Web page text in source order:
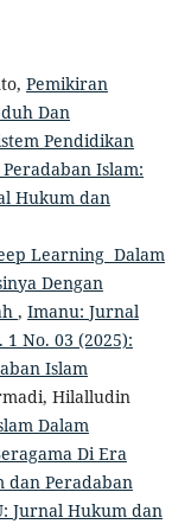
Pemikiran
Dan
Pendidikan
Islam:
Hukum dan
Learning Dalam
Dengan
, Imanu: Jurnal
No. 03 (2025):
Islam
Hilalludin
Dalam
Di Era
dan Peradaban
Jurnal Hukum dan